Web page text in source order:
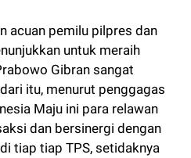
acuan pemilu pilpres dan
untuk meraih
Gibran sangat
itu, menurut penggagas
Maju ini para relawan
dan bersinergi dengan
tiap tiap TPS, setidaknya